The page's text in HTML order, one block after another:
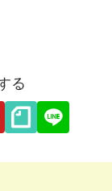
る